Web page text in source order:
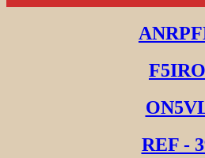
F5IRO
REF -